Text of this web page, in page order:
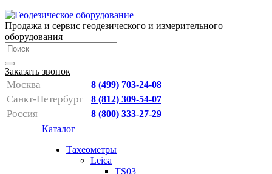
Продажа и сервис геодезического и измерительного
оборудования
Заказать звонок
Москва 8 (499) 703-24-08
Санкт-Петербург 8 (812) 309-54-07
Россия 8 (800) 333-27-29
Каталог
Тахеометры
Leica
TS03